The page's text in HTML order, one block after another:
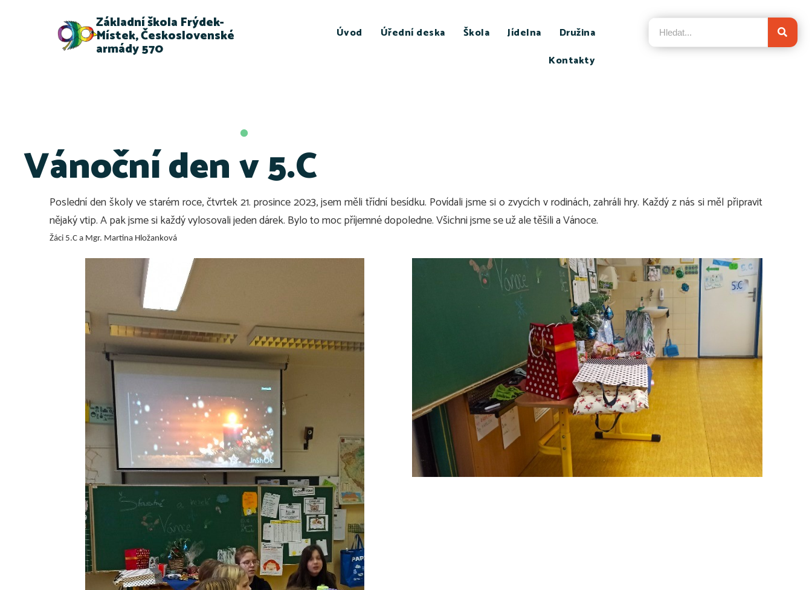
Základní škola Frýdek-
Místek, Československé
armády 570
Úvod Úřední deska Škola Jídelna
Družina
Kontakty
Vánoční den v 5.C
Poslední den školy ve starém roce, čtvrtek 21. prosince 2023, jsem měli třídní besídku. Povídali jsme si o zvycích v rodinách, zahráli hry. Každý z nás si měl připravit
nějaký vtip. A pak jsme si každý vylosovali jeden dárek. Bylo to moc příjemné dopoledne. Všichni jsme se už ale těšili a Vánoce.
Žáci 5.C a Mgr. Martina Hložanková